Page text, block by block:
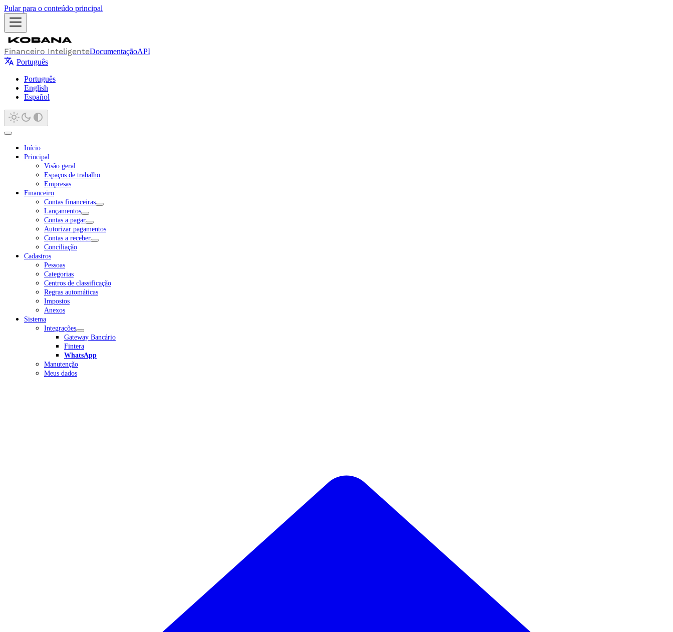
Pular para o conteúdo principal
Financeiro InteligenteDocumentaçãoAPI
Português
Português
English
Español
Início
Principal
Visão geral
Espaços de trabalho
Empresas
Financeiro
Contas financeiras
Lançamentos
Contas a pagar
Autorizar pagamentos
Contas a receber
Conciliação
Cadastros
Pessoas
Categorias
Centros de classificação
Regras automáticas
Impostos
Anexos
Sistema
Integrações
Gateway Bancário
Fintera
WhatsApp
Manutenção
Meus dados